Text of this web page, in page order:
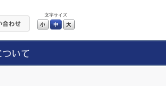
文字サイズ
小 中